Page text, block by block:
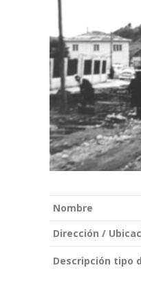
Nombre
Dirección /
Descripción tipo